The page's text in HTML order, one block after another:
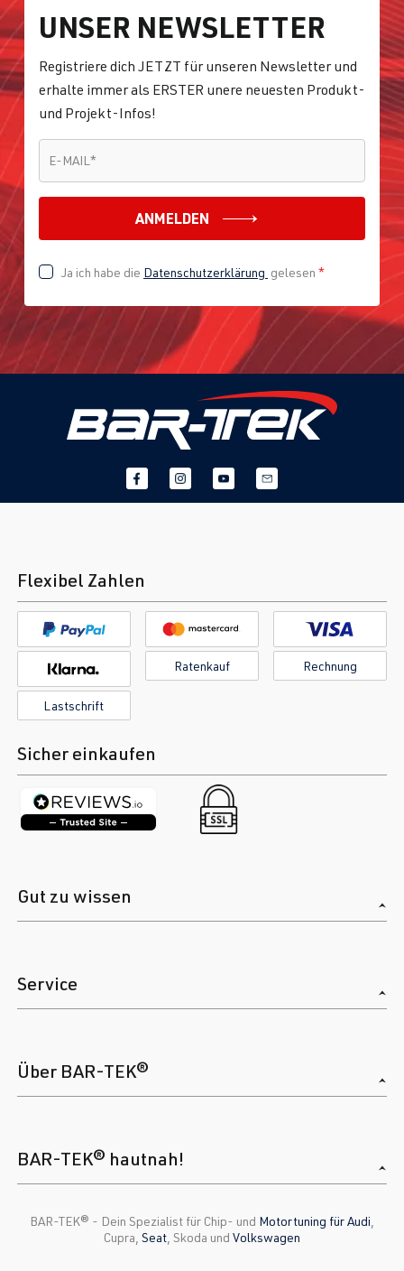
UNSER NEWSLETTER
Registriere dich JETZT für unseren Newsletter und
erhalte immer als ERSTER unere neuesten Produkt-
und Projekt-Infos!
E-MAIL *
ANMELDEN
Ja ich habe die Datenschutzerklärung gelesen *
Flexibel Zahlen
Ratenkauf Rechnung
Lastschrift
Sicher einkaufen
Gut zu wissen
Service
Über BAR-TEK®
BAR-TEK® hautnah!
BAR-TEK®️ - Dein Spezialist für Chip- und Motortuning für Audi
Cupra, Seat , Skoda und Volkswagen